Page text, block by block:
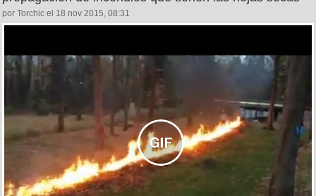
por Torchic el 18 nov 2015, 08:31